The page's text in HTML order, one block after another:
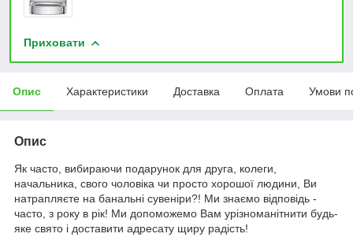
Приховати
Опис Характеристики Доставка Оплата Умови
Опис
Як часто, вибираючи подарунок для друга, колеги,
начальника, свого чоловіка чи просто хорошої людини, Ви
натрапляєте на банальні сувеніри?! Ми знаємо відповідь -
часто, з року в рік! Ми допоможемо Вам урізноманітнити будь-
яке свято і доставити адресату щиру радість!